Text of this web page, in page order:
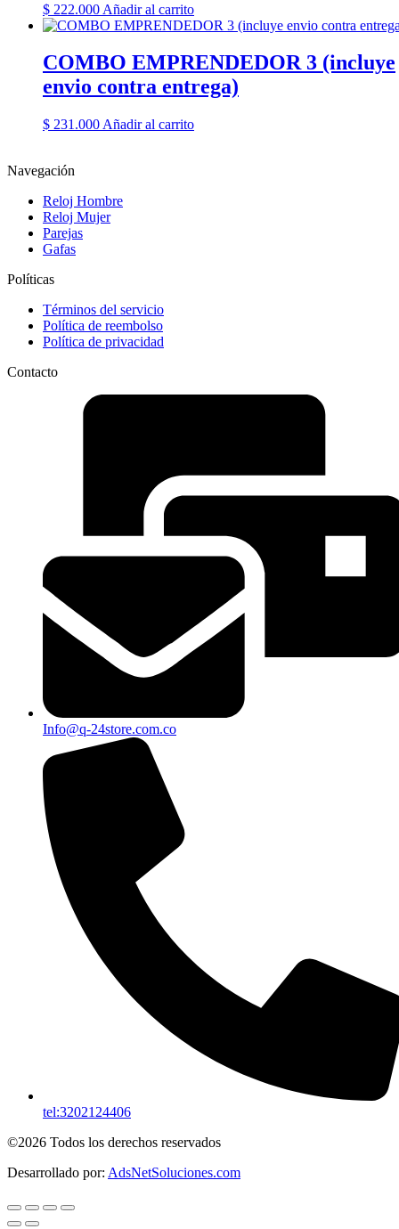
$ 222.000 Añadir al carrito
COMBO EMPRENDEDOR 3 (incluye
envio contra entrega)
$ 231.000 Añadir al carrito
Navegación
Reloj Hombre
Reloj Mujer
Parejas
Gafas
Políticas
Términos del servicio
Política de reembolso
Política de privacidad
Contacto
Info@q-24store.com.co
tel:3202124406
©2026 Todos los derechos reservados
Desarrollado por: AdsNetSoluciones.com